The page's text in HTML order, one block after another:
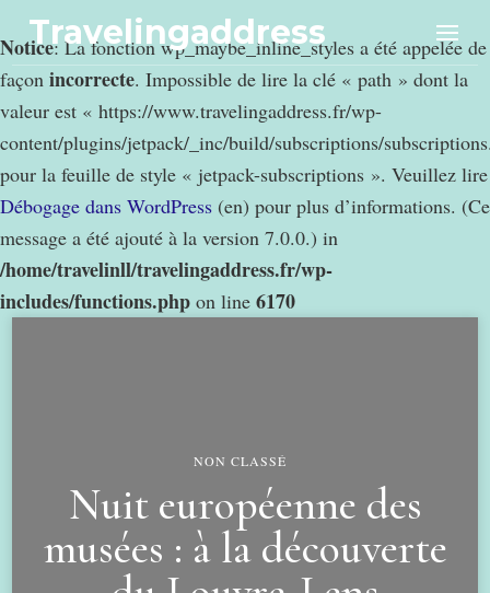
Notice: La fonction wp_maybe_inline_styles a été appelée de
façon incorrecte. Impossible de lire la clé « path » dont la
valeur est « https://www.travelingaddress.fr/wp-
content/plugins/jetpack/_inc/build/subscriptions/
pour la feuille de style « jetpack-subscriptions ». Veuillez lire
Débogage dans WordPress (en) pour plus d’informations. (Ce
message a été ajouté à la version 7.0.0.) in
/home/travelinll/travelingaddress.fr/wp-
includes/functions.php on line 6170
Travelingaddress
NON CLASSÉ
Nuit européenne des
musées : à la découverte